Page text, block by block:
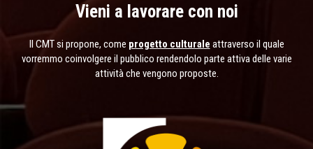
Vieni a lavorare con noi
Il CMT si propone, come progetto culturale attraverso il quale
vorremmo coinvolgere il pubblico rendendolo parte attiva delle varie
attività che vengono proposte.